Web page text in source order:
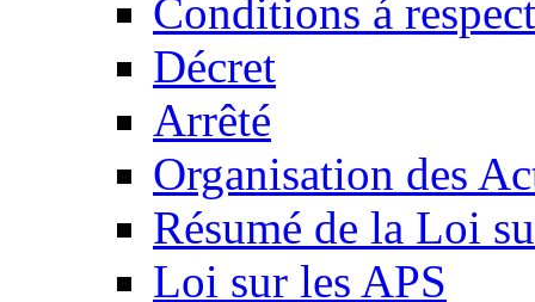
Conditions á
Décret
Arrêté
Organisation des
Résumé de la Loi
Loi sur les APS